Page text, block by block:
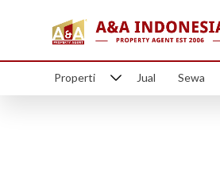
Properti Jual Sewa